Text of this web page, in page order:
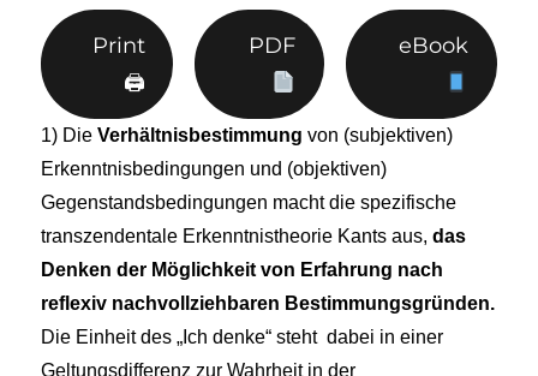
Print
🖨
PDF eBook
1) DieVerhältnisbestimmung von (subjektiven)
Erkenntnisbedingungen und (objektiven)
Gegenstandsbedingungen macht die spezifische
transzendentale Erkenntnistheorie Kants aus,das
Denken der Möglichkeit von Erfahrung nach
reflexiv nachvollziehbaren Bestimmungsgründen.
Die Einheit des „Ich denke“ steht dabei in einer
Geltungsdifferenz zur Wahrheit in der